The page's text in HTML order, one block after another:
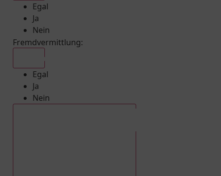
Egal
Ja
Nein
Fremdvermittlung:
Egal
Ja
Nein